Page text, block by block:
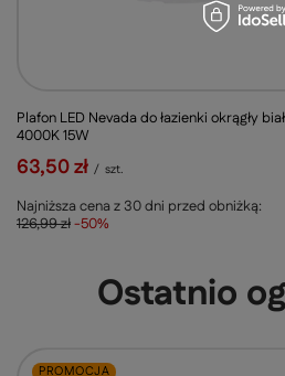
Plafon LED Nevada do łazienki okrągły
4000K 15W
63,50 zł / szt.
Najniższa cena z 30 dni przed obniżką:
126,99 zł-50%
Ostatnio
PROMOCJA